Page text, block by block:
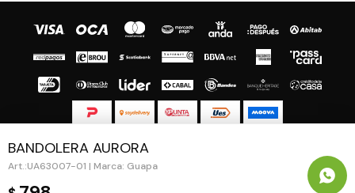
BANDOLERA AURORA
UA63007-01 | Marca: Guapa
© Copyright 2026 / Guapa - Paprika